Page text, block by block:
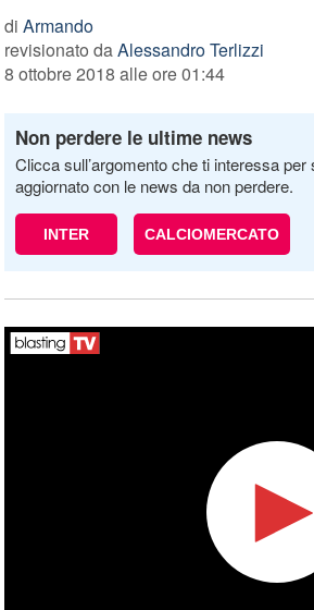
di Armando
revisionato daAlessandro Terlizzi
8 ottobre 2018 alle ore 01:44
Non perdere le ultime news
Clicca sull’argomento che ti interessa
aggiornato con le news da non perdere.
INTER CALCIOMERCATO